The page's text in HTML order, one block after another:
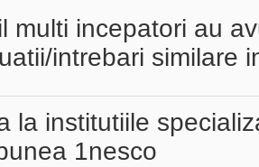
multi incepatori au
intrebari similare
la institutiile
1nesco